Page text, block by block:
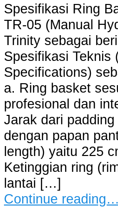
Spesifikasi Ring
TR-05 (Manual
Trinity sebagai
Spesifikasi Teknis
Specifications)
a. Ring basket
profesional dan
Jarak dari
dengan papan
length) yaitu
Ketinggian ring
lantai […]
Continue reading…